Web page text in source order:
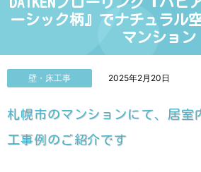
ーシック柄』でナチュラル
マンション
壁・床工事 2025年2月20日
札幌市のマンションにて、居室
工事例のご紹介です